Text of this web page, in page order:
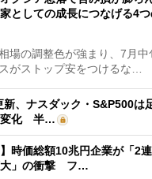
としての成長につなげる4
場の調整色が強まり、7月中
がストップ安をつけるな…
新、ナスダック・S&P500は
変化 半…
】時価総額10兆円企業が「2
大」の衝撃 フ…